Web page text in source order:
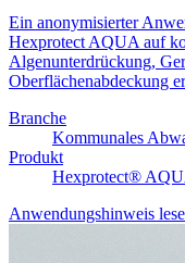
Ein anonymisierter
Hexprotect AQUA auf
Algenunterdrückung,
Oberflächenabdeckung
Branche
Kommunales
Produkt
Hexprotect®
Anwendungshinweis